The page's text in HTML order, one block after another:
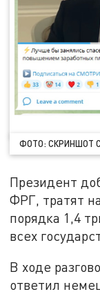
ФОТО: СКРИНШОТ С
Президент
ФРГ, тратят
порядка 1,4
всех
В ходе
ответил